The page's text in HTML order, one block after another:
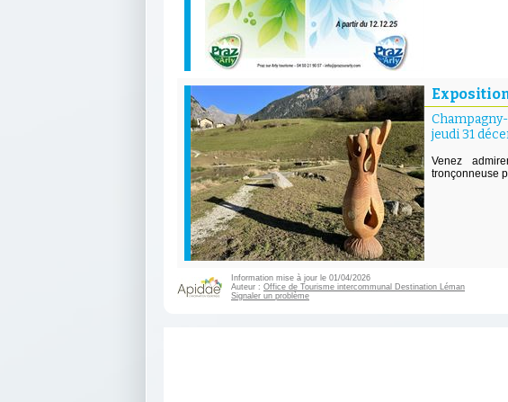
jeudi 31
Venez
tronçonneuse
Information mise à jour le 01/04/2026
Auteur : Office de Tourisme intercommunal Destination Léman
Signaler un problème